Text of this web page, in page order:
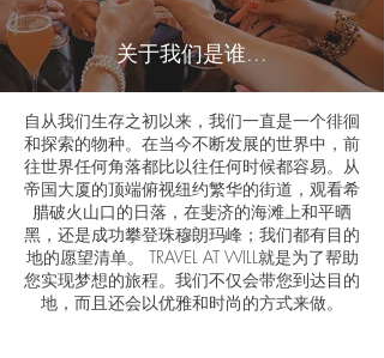
关于我们是谁...
自从我们生存之初以来，我们一直是一个徘徊
和探索的物种。在当今不断发展的世界中，前
往世界任何角落都比以往任何时候都容易。从
帝国大厦的顶端俯视纽约繁华的街道，观看希
腊破火山口的日落，在斐济的海滩上和平晒
黑，还是成功攀登珠穆朗玛峰；我们都有目的
地的愿望清单。 TRAVEL AT WILL就是为了帮助
您实现梦想的旅程。我们不仅会带您到达目的
地，而且还会以优雅和时尚的方式来做。